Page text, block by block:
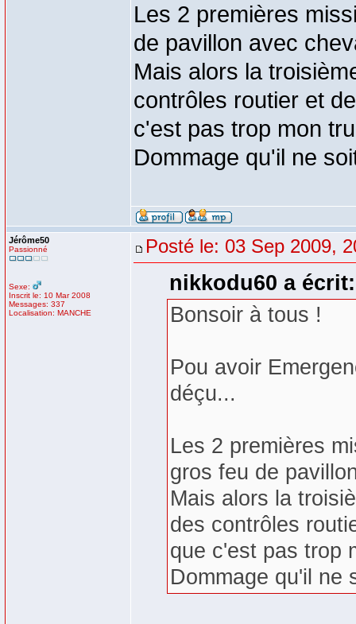
Les 2 premières
de pavillon avec
Mais alors la
contrôles routier et
c'est pas trop mon
Dommage qu'il ne
Jérôme50
Passionné
Sexe:
Inscrit le: 10 Mar 2008
Messages: 337
Localisation: MANCHE
Posté le: 03 Sep 2009,
nikkodu60 a écrit:
Bonsoir à tous !
Pou avoir
déçu...
Les 2 premières
gros feu de
Mais alors la
des contrôles
que c'est pas trop
Dommage qu'il ne